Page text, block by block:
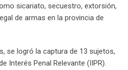
sicariato, secuestro, extorsión,
de armas en la provincia de
se logró la captura de 13 sujetos,
Interés Penal Relevante (IIPR).